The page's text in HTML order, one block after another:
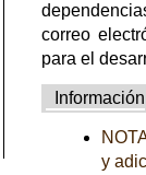
correo
para el
Información
y